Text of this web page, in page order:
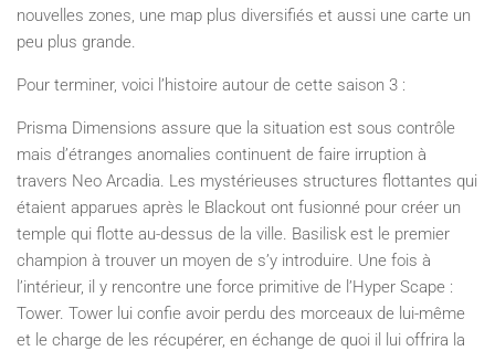
nouvelles zones, une map plus diversifiés et aussi une carte un
peu plus grande.
Pour terminer, voici l’histoire autour de cette saison 3 :
Prisma Dimensions assure que la situation est sous contrôle
mais d’étranges anomalies continuent de faire irruption à
travers Neo Arcadia. Les mystérieuses structures flottantes qui
étaient apparues après le Blackout ont fusionné pour créer un
temple qui flotte au-dessus de la ville. Basilisk est le premier
champion à trouver un moyen de s’y introduire. Une fois à
l’intérieur, il y rencontre une force primitive de l’Hyper Scape :
Tower. Tower lui confie avoir perdu des morceaux de lui-même
et le charge de les récupérer, en échange de quoi il lui offrira la